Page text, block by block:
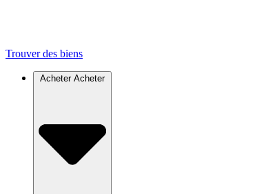
Trouver des biens
Acheter Acheter